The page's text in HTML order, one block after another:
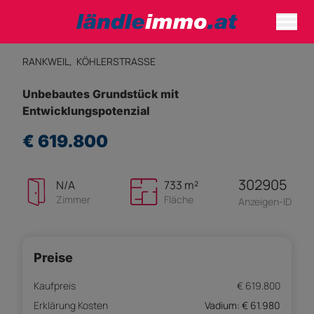
RANKWEIL, KÖHLERSTRASSE
Unbebautes Grundstück mit
Entwicklungspotenzial
€ 619.800
N/A
Zimmer
733 m²
Fläche
302905
Anzeigen-ID
Preise
Kaufpreis
€ 619.800
Erklärung Kosten
Vadium: € 61.980